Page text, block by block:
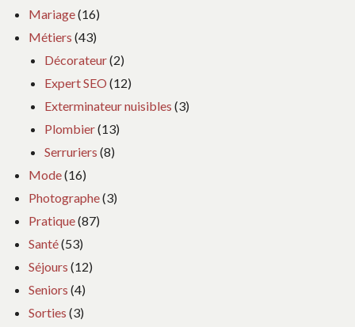
Mariage(16)
Métiers (43)
Décorateur(2)
Expert SEO (12)
Exterminateur nuisibles (3)
Plombier(13)
Serruriers (8)
Mode(16)
Photographe(3)
Pratique(87)
Santé(53)
Séjours (12)
Seniors (4)
Sorties (3)